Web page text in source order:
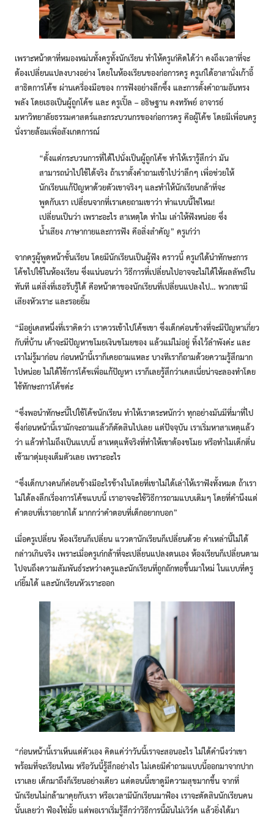
เพราะหน้าตาที่หมองหม่นทั้งครูทั้งนักเรียน ทำให้ครูเก๋คิดได้ว่า คงถึงเวลาที่จะ
ต้องเปลี่ยนแปลงบางอย่าง โดยในห้องเรียนของก่อการครู ครูเก๋ได้อาสานั่งเก้าอี้
สาธิตการโค้ช ผ่านเครื่องมือของ การฟังอย่างลึกซึ้ง และการตั้งคำถามอันทรง
พลัง โดยเธอเป็นผู้ถูกโค้ช และครูเปิ้ล – อธิษฐาน คงทรัพย์อาจารย์
มหาวิทยาลัยธรรมศาสตร์และกระบวนกรของก่อการครู คือผู้โค้ช โดยมีเพื่อนครู
นั่งรายล้อมเพื่อสังเกตการณ์
“ตั้งแต่กระบวนการที่ได้ไปนั่งเป็นผู้ถูกโค้ช ทำให้เรารู้สึกว่า มัน
สามารถนำไปใช้ได้จริง ถ้าเราตั้งคำถามเข้าไปว่าลึกๆ เพื่อช่วยให้
นักเรียนแก้ปัญหาด้วยตัวเขาจริงๆ และทำให้นักเรียนกล้าที่จะ
พูดกับเรา เปลี่ยนจากที่เราเคยถามเขาว่า ทำแบบนี้ใช่ไหม!
เปลี่ยนเป็นว่า เพราะอะไร สาเหตุใด ทำไม เล่าให้ฟังหน่อย ซึ่ง
น้ำเสียง ภาษากายและการฟัง คือสิ่งสำคัญ” ครูเก๋ว่า
จากครูผู้พูดหน้าชั้นเรียน โดยมีนักเรียนเป็นผู้ฟัง คราวนี้ ครูเก๋ได้นำทักษะการ
โค้ชไปใช้ในห้องเรียน ซึ่งแน่นอนว่า วิธีการที่เปลี่ยนไปอาจจะไม่ได้ให้ผลลัพธ์ใน
ทันที แต่สิ่งที่เธอรับรู้ได้ คือหน้าตาของนักเรียนที่เปลี่ยนแปลงไป… พวกเขามี
เสียงหัวเราะ และรอยยิ้ม
“มีอยู่เคสหนึ่งที่เราคิดว่า เราควรเข้าไปโค้ชเขา ซึ่งเด็กค่อนข้างที่จะมีปัญหาเกี่ยว
กับที่บ้าน เค้าจะมีปัญหาขโมยเงินขโมยของ แล้วแม่ไม่อยู่ ทิ้งไว้ลำพังค่ะ และ
เราไม่รู้มาก่อน ก่อนหน้านี้เราก็เคยถามแหละ บางทีเราก็ถามด้วยความรู้สึกมาก
ไปหน่อย ไม่ได้ใช้การโค้ชเพื่อแก้ปัญหา เราก็เลยรู้สึกว่าเคสเนี่ยน่าจะลองทำโดย
ใช้ทักษะการโค้ชค่ะ
“ซึ่งพอนำทักษะนี้ไปใช้โค้ชนักเรียน ทำให้เราตระหนักว่า ทุกอย่างมันมีที่มาที่ไป
ซึ่งก่อนหน้านี้เรามักจะถามแล้วก็ตัดสินไปเลย แต่ปัจจุบัน เราเริ่มหาสาเหตุแล้ว
ว่า แล้วทำไมถึงเป็นแบบนี้ สาเหตุแท้จริงที่ทำให้เขาต้องขโมย หรือทำไมเด็กตื่น
เช้ามาตุ่มยุงเต็มตัวเลย เพราะอะไร
“ซึ่งเด็กบางคนก็ค่อนข้างมีอะไรข้างในโดยที่เขาไม่ได้เล่าให้เราฟังทั้งหมด ถ้าเรา
ไม่ได้ลงลึกเรื่องการโค้ชแบบนี้ เราอาจจะใช้วิธีการถามแบบเดิมๆ โดยที่คำนึงแต่
คำตอบที่เราอยากได้ มากกว่าคำตอบที่เด็กอยากบอก”
เมื่อครูเปลี่ยน ห้องเรียนก็เปลี่ยน แววตานักเรียนก็เปลี่ยนด้วย คำเหล่านี้ไม่ได้
กล่าวเกินจริง เพราะเมื่อครูเก๋กล้าที่จะเปลี่ยนแปลงตนเอง ห้องเรียนก็เปลี่ยนตาม
ไปจนถึงความสัมพันธ์ระหว่างครูและนักเรียนที่ถูกถักทอขึ้นมาใหม่ ในแบบที่ครู
เก๋ยิ้มได้ และนักเรียนหัวเราะออก
“ก่อนหน้านี้เราเห็นแต่ตัวเอง คิดแค่ว่าวันนี้เราจะสอนอะไร ไม่ได้คำนึงว่าเขา
พร้อมที่จะเรียนไหม หรือวันนี้รู้สึกอย่างไร ไม่เคยมีคำถามแบบนี้ออกมาจากปาก
เราเลย เด็กมาถึงก็เรียนอย่างเดียว แต่ตอนนี้เขาดูมีความสุขมากขึ้น จากที่
นักเรียนไม่กล้ามาคุยกับเรา หรือเวลามีนักเรียนมาฟ้อง เราจะตัดสินนักเรียนคน
นั้นเลยว่า ฟ้องใช่มั้ย แต่พอเราเริ่มรู้สึกว่าวิธีการนี้มันไม่เวิร์ค แล้วยิ่งได้มา